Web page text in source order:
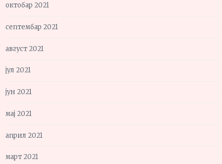
октобар 2021
септембар 2021
август 2021
јул 2021
јун 2021
мај 2021
април 2021
март 2021